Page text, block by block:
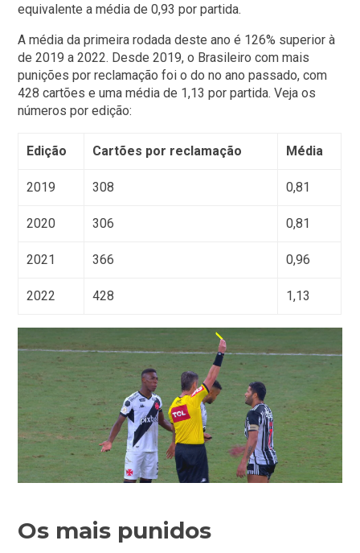
equivalente a média de 0,93 por partida.
A média da primeira rodada deste ano é 126% superior à
de 2019 a 2022. Desde 2019, o Brasileiro com mais
punições por reclamação foi o do no ano passado, com
428 cartões e uma média de 1,13 por partida. Veja os
números por edição:
Edição Cartões por reclamação Média
2019 308 0,81
2020 306 0,81
2021 366 0,96
2022 428 1,13
Os mais punidos